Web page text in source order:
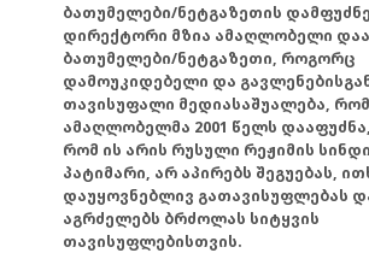
ბათუმელები/ნეტგაზეთის
დირექტორი მზია ამაღლობელი
ბათუმელები/ნეტგაზეთი, როგორც
დამოუკიდებელი და
თავისუფალი მედიასაშუალება,
ამაღლობელმა 2001 წელს დააფუძნა,
რომ ის არის რუსული რეჟიმის
პატიმარი, არ აპირებს შეგუებას,
დაუყოვნებლივ გათავისუფლებას
აგრძელებს ბრძოლას სიტყვის
თავისუფლებისთვის.